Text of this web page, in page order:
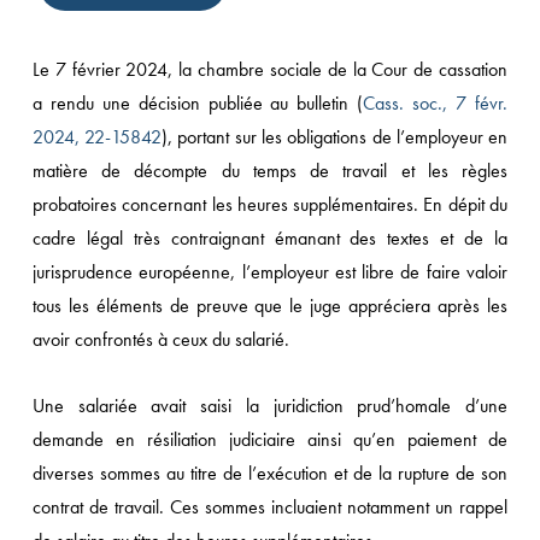
Le 7 février 2024, la chambre sociale de la Cour de cassation
a rendu une décision publiée au bulletin (Cass. soc., 7 févr.
2024, 22-15842), portant sur les obligations de l’employeur en
matière de décompte du temps de travail et les règles
probatoires concernant les heures supplémentaires. En dépit du
cadre légal très contraignant émanant des textes et de la
jurisprudence européenne, l’employeur est libre de faire valoir
tous les éléments de preuve que le juge appréciera après les
avoir confrontés à ceux du salarié.
Une salariée avait saisi la juridiction prud’homale d’une
demande en résiliation judiciaire ainsi qu’en paiement de
diverses sommes au titre de l’exécution et de la rupture de son
contrat de travail. Ces sommes incluaient notamment un rappel